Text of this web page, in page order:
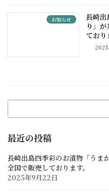
お知らせ
長崎出
り」
ており
最近の投稿
長崎出島四季彩のお漬物「うま
全国で販売しております。
2025年9月22日